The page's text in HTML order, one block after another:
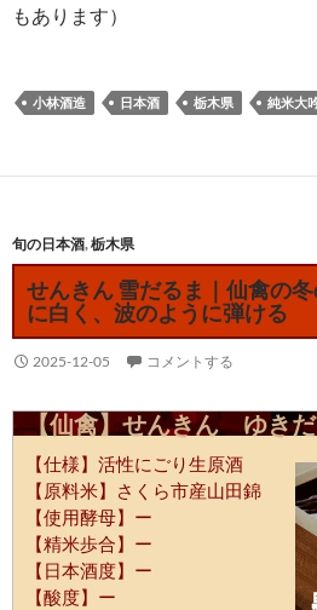
もあります）
小林酒造 日本酒 栃木県 純米大
旬の日本酒,栃木県
せんきん 雪だるま｜仙禽の
に白く、波のように弾ける
2025-12-05 コメントする
【仙禽】せんきん ゆきだ
【仕様】活性にごり生原酒
【原料米】さくら市産山田錦
【使用酵母】ー
【精米歩合】ー
【日本酒度】ー
【酸度】ー